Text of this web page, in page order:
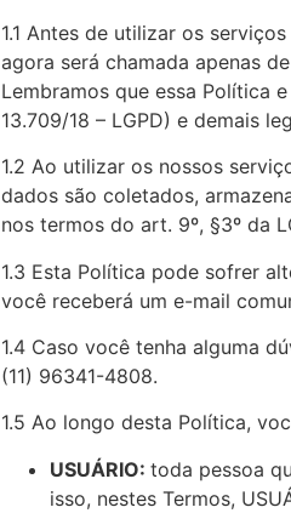
1.1 Antes de utilizar os
agora será chamada apenas
Lembramos que essa Política
13.709/18 – LGPD) e demais
1.2 Ao utilizar os nossos
dados são coletados,
nos termos do art. 9º, §3º da
1.3 Esta Política pode sofrer
você receberá um e-mail
1.4 Caso você tenha alguma
(11) 96341-4808.
1.5 Ao longo desta Política,
USUÁRIO: toda pessoa
isso, nestes Termos,